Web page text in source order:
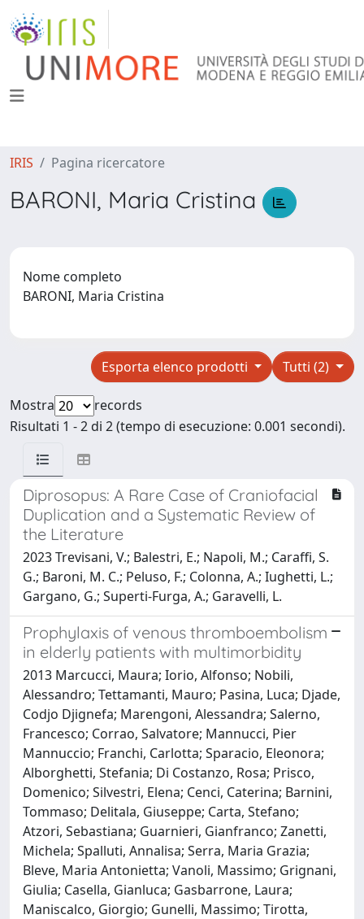
IRIS Pagina ricercatore
BARONI, Maria Cristina
Nome completo
BARONI, Maria Cristina
Tutti (2)
Esporta elenco prodotti
Mostra
records
Risultati 1 - 2 di 2 (tempo di esecuzione: 0.001 secondi).
Diprosopus: A Rare Case of Craniofacial
Duplication and a Systematic Review of
the Literature
2023 Trevisani, V.; Balestri, E.; Napoli, M.; Caraffi, S.
G.; Baroni, M. C.; Peluso, F.; Colonna, A.; Iughetti, L.;
Gargano, G.; Superti-Furga, A.; Garavelli, L.
Prophylaxis of venous thromboembolism
in elderly patients with multimorbidity
2013 Marcucci, Maura; Iorio, Alfonso; Nobili,
Alessandro; Tettamanti, Mauro; Pasina, Luca; Djade,
Codjo Djignefa; Marengoni, Alessandra; Salerno,
Francesco; Corrao, Salvatore; Mannucci, Pier
Mannuccio; Franchi, Carlotta; Sparacio, Eleonora;
Alborghetti, Stefania; Di Costanzo, Rosa; Prisco,
Domenico; Silvestri, Elena; Cenci, Caterina; Barnini,
Tommaso; Delitala, Giuseppe; Carta, Stefano;
Atzori, Sebastiana; Guarnieri, Gianfranco; Zanetti,
Michela; Spalluti, Annalisa; Serra, Maria Grazia;
Bleve, Maria Antonietta; Vanoli, Massimo; Grignani,
Giulia; Casella, Gianluca; Gasbarrone, Laura;
Maniscalco, Giorgio; Gunelli, Massimo; Tirotta,